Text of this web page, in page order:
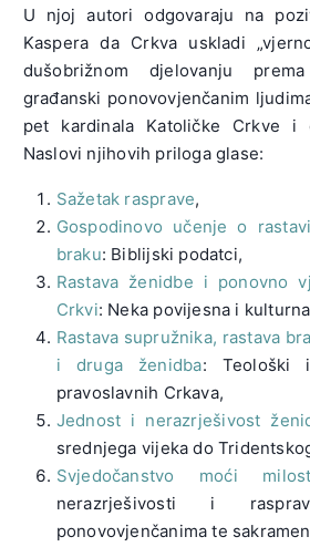
U njoj autori odgovaraju na
Kaspera da Crkva uskladi
dušobrižnom djelovanju
građanski ponovovjenčanim
pet kardinala Katoličke Crkve i
Naslovi njihovih priloga glase:
Sažetak rasprave,
Gospodinovo učenje o
braku: Biblijski podatci,
Rastava ženidbe i ponovno
Crkvi: Neka povijesna i
Rastava supružnika, rastava
i druga ženidba: Teološki
pravoslavnih Crkava,
Jednost i nerazrješivost
srednjega vijeka do
Svjedočanstvo moći
nerazrješivosti i
ponovovjenčanima te